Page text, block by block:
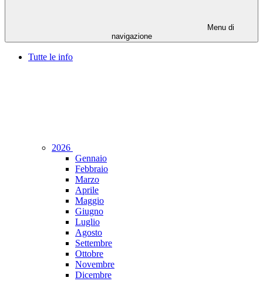
Menu di
navigazione
Tutte le info
2026
Gennaio
Febbraio
Marzo
Aprile
Maggio
Giugno
Luglio
Agosto
Settembre
Ottobre
Novembre
Dicembre